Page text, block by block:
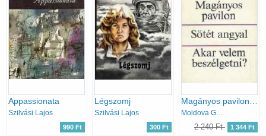
Appassionata
Szilvási Lajos
990 Ft
Légszomj
Szilvási Lajos
300 Ft
Magányos pavilon-Sötét angyal-Akar velem beszélgetni?
Moldova György
2 240 Ft 1 344 Ft